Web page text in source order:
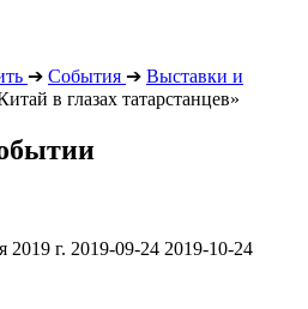
➔ События ➔ Выставки и
в глазах татарстанцев»
2019 г. 2019-09-24 2019-10-24